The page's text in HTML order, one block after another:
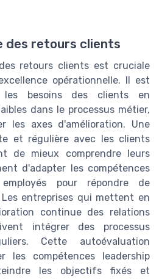
des retours clients
retours clients est cruciale
opérationnelle. Il est
les besoins des clients en
dans le processus métier,
les axes d'amélioration. Une
et régulière avec les clients
de mieux comprendre leurs
d'adapter les compétences
pour répondre de
entreprises qui mettent en
continue des relations
intégrer des processus
Cette autoévaluation
les compétences leadership
les objectifs fixés et